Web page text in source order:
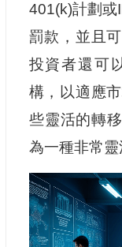
401(k)計劃或
罰款，並且
投資者還可
構，以適應
些靈活的轉
為一種非常靈